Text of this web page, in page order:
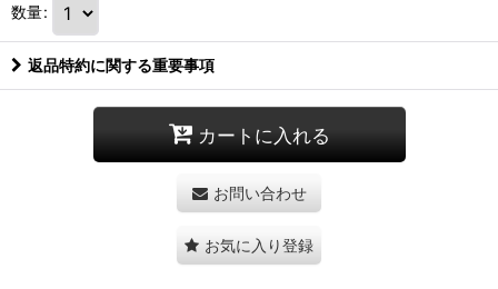
数量:
返品特約に関する重要事項
カートに入れる
お問い合わせ
お気に入り登録